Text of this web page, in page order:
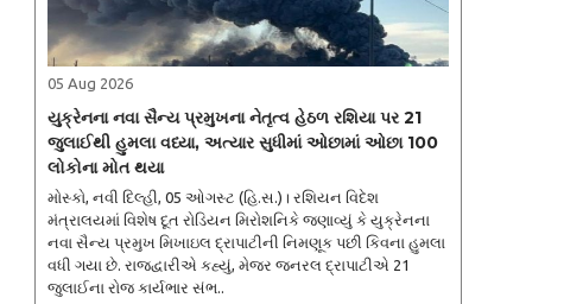
05 Aug 2026
યુક્રેનના નવા સૈન્ય પ્રમુખના નેતૃત્વ હેઠળ રશિયા પર 21
જુલાઈથી હુમલા વધ્યા, અત્યાર સુધીમાં ઓછામાં ઓછા 100
લોકોના મોત થયા
મોસ્કો, નવી દિલ્હી, 05 ઓગસ્ટ (હિ.સ.)। રશિયન વિદેશ
મંત્રાલયમાં વિશેષ દૂત રોડિયન મિરોશનિકે જણાવ્યું કે યુક્રેનના
નવા સૈન્ય પ્રમુખ મિખાઇલ દ્રાપાટીની નિમણૂક પછી કિવના હુમલા
વધી ગયા છે. રાજદ્વારીએ કહ્યું, મેજર જનરલ દ્રાપાટીએ 21
જુલાઈના રોજ કાર્યભાર સંભ..